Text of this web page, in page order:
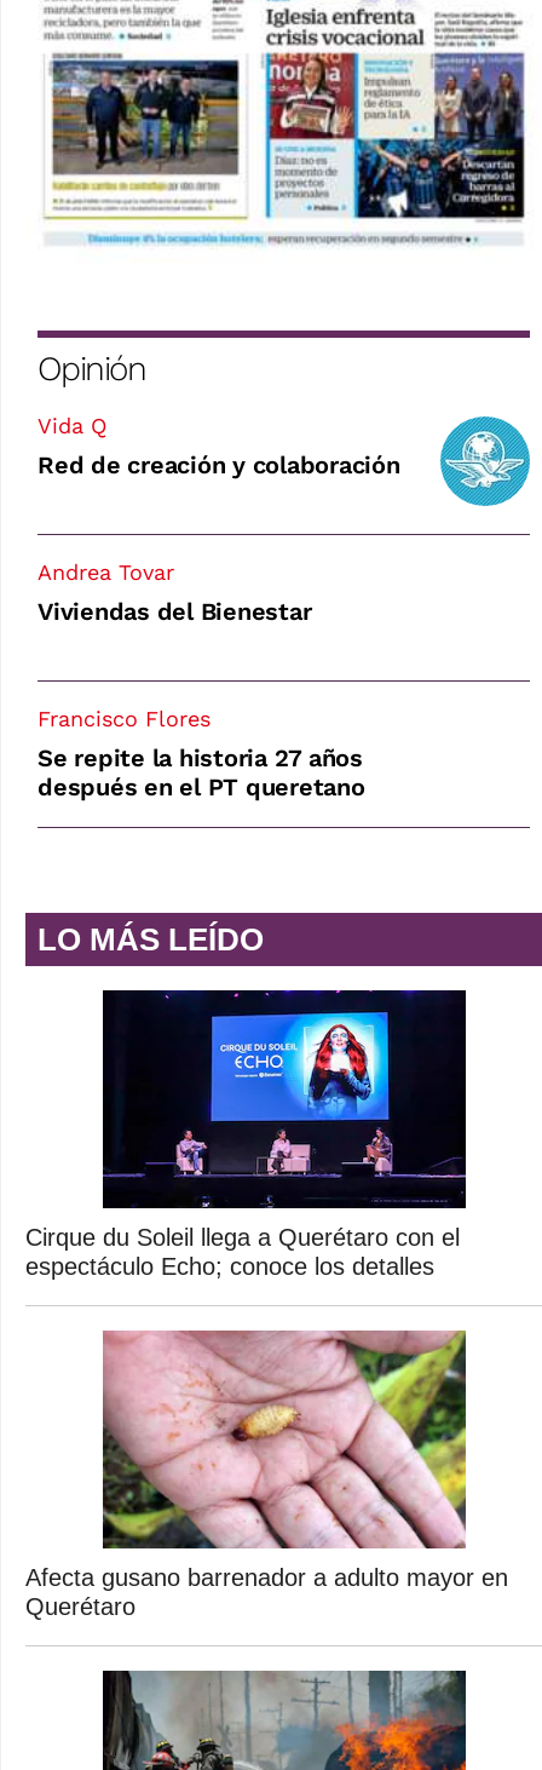
Opinión
Vida Q
Red de creación y colaboración
Andrea Tovar
Viviendas del Bienestar
Francisco Flores
Se repite la historia 27 años
después en el PT queretano
LO MÁS LEÍDO
Cirque du Soleil llega a Querétaro con el
espectáculo Echo; conoce los detalles
Afecta gusano barrenador a adulto mayor en
Querétaro